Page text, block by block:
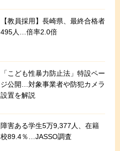
【教員採用】長崎県、最終合格者
495人…倍率2.0倍
「こども性暴力防止法」特設ペー
ジ公開…対象事業者や防犯カメラ
設置を解説
障害ある学生5万9,377人、在籍
校89.4％…JASSO調査